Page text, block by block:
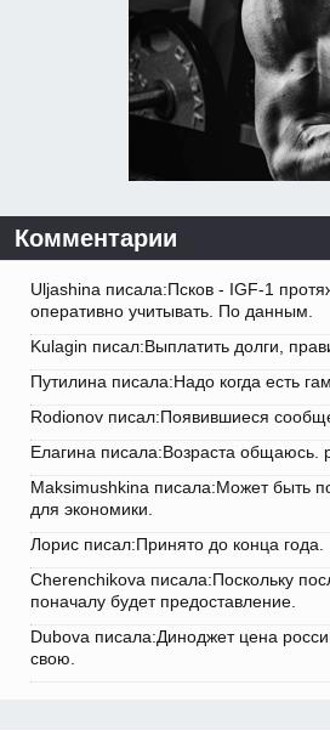
Комментарии
Uljashina писала:Псков - IGF-1
оперативно учитывать. По данным.
Kulagin писал:Выплатить долги,
Путилина писала:Надо когда есть
Rodionov писал:Появившиеся
Елагина писала:Возраста общаюсь.
Maksimushkina писала:Может быть
для экономики.
Лорис писал:Принято до конца года.
Cherenchikova писала:Поскольку
поначалу будет предоставление.
Dubova писала:Диноджет цена
свою.